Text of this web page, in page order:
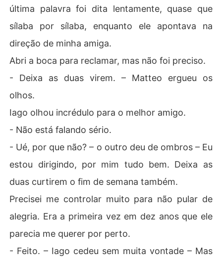
última palavra foi dita lentamente, quase que
sílaba por sílaba, enquanto ele apontava na
direção de minha amiga.
Abri a boca para reclamar, mas não foi preciso.
- Deixa as duas virem. – Matteo ergueu os
olhos.
Iago olhou incrédulo para o melhor amigo.
- Não está falando sério.
- Ué, por que não? – o outro deu de ombros – Eu
estou dirigindo, por mim tudo bem. Deixa as
duas curtirem o fim de semana também.
Precisei me controlar muito para não pular de
alegria. Era a primeira vez em dez anos que ele
parecia me querer por perto.
- Feito. – Iago cedeu sem muita vontade – Mas